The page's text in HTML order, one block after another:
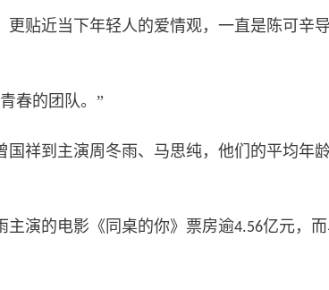
贴近当下年轻人的爱情观，一直是陈可辛
春的团队。”
祥到主演周冬雨、马思纯，他们的平均年
演的电影《同桌的你》票房逾4.56亿元，